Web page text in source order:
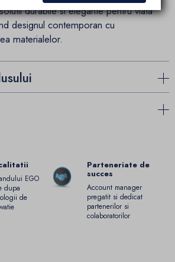
durabile si elegante pentru viata
designul contemporan cu
materialelor.
EGO
dupa
de
Parteneriate de
succes
Account manager
pregatit si dedicat
partenerilor si
colaboratorilor